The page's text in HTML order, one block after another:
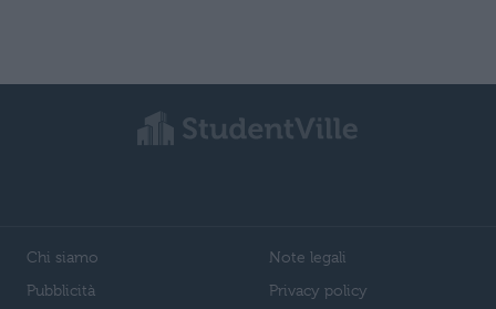
Chi siamo
Pubblicità
Note legali
Privacy policy